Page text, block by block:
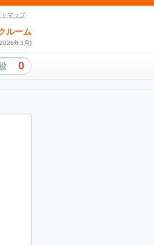
トマップ
ルーム
年3月)
0